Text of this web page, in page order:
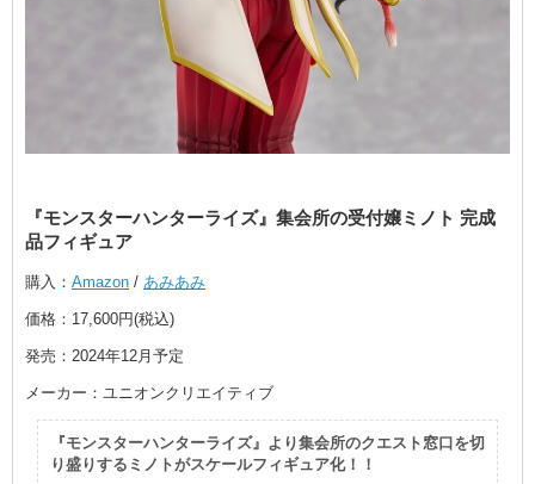
『モンスターハンターライズ』集会所の受付嬢ミノト 完成
品フィギュア
購入： Amazon / あみあみ
価格：17,600円(税込)
発売：2024年12月予定
メーカー：ユニオンクリエイティブ
『モンスターハンターライズ』より集会所のクエスト窓口を切
り盛りするミノトがスケールフィギュア化！！